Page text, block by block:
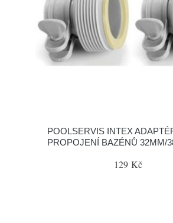
POOLSERVIS INTEX
PROPOJENÍ BAZÉNŮ 32MM/
129 Kč